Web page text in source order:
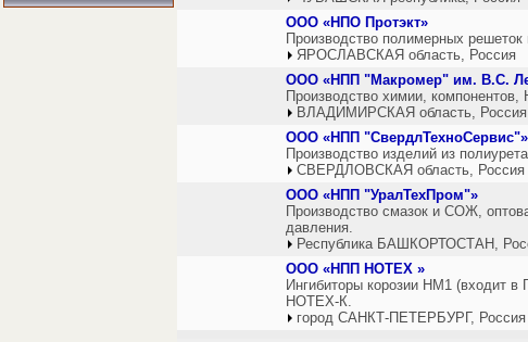
ООО «НПО Протэкт»
Производство полимерных решеток
ЯРОСЛАВСКАЯ область, Россия
ООО «НПП "Макромер" им. В.С.
Производство химии, компонентов,
ВЛАДИМИРСКАЯ область, Россия
ООО «НПП "СвердлТехноСервис"»
Производство изделий из
СВЕРДЛОВСКАЯ область, Россия
ООО «НПП "УралТехПром"»
Производство смазок и СОЖ,
давления.
Республика БАШКОРТОСТАН,
ООО «НПП НОТЕХ »
Ингибиторы корозии НМ1 (входит
НОТЕХ-К.
город САНКТ-ПЕТЕРБУРГ, Россия